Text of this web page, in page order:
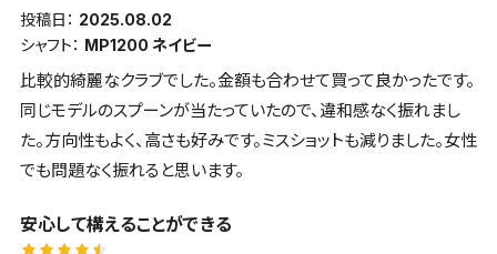
投稿日： 2025.08.02
シャフト： MP1200 ネイビー
比較的綺麗なクラブでした。金額も合わせて買って良かったです。
同じモデルのスプーンが当たっていたので、違和感なく振れまし
た。方向性もよく、高さも好みです。ミスショットも減りました。女性
でも問題なく振れると思います。
安心して構えることができる